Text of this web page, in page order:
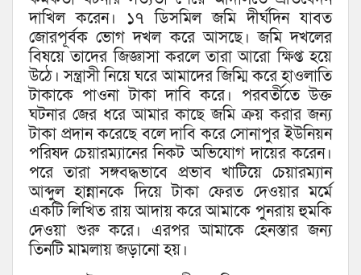
দাখিল করেন। ১৭ ডিসমিল জমি দীর্ঘদিন যাবত
জোরপূর্বক ভোগ দখল করে আসছে। জমি দখলের
বিষয়ে তাদের জিজ্ঞাসা করলে তারা আরো ক্ষিপ্ত হয়ে
উঠে। সন্ত্রাসী নিয়ে ঘরে আমাদের জিম্মি করে হাওলাতি
টাকাকে পাওনা টাকা দাবি করে। পরবর্তীতে উক্ত
ঘটনার জের ধরে আমার কাছে জমি ক্রয় করার জন্য
টাকা প্রদান করেছে বলে দাবি করে সোনাপুর ইউনিয়ন
পরিষদ চেয়ারম্যানের নিকট অভিযোগ দায়ের করেন।
পরে তারা সঙ্গবদ্ধভাবে প্রভাব খাটিয়ে চেয়ারম্যান
আব্দুল হান্নানকে দিয়ে টাকা ফেরত দেওয়ার মর্মে
একটি লিখিত রায় আদায় করে আমাকে পুনরায় হুমকি
দেওয়া শুরু করে। এরপর আমাকে হেনস্তার জন্য
তিনটি মামলায় জড়ানো হয়।